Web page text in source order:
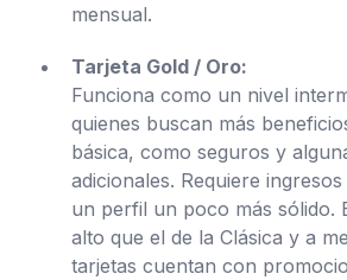
mensual.
Tarjeta Gold / Oro:
Funciona como un nivel
quienes buscan más
básica, como seguros y
adicionales. Requiere
un perfil un poco más sólido.
alto que el de la Clásica y a
tarjetas cuentan con